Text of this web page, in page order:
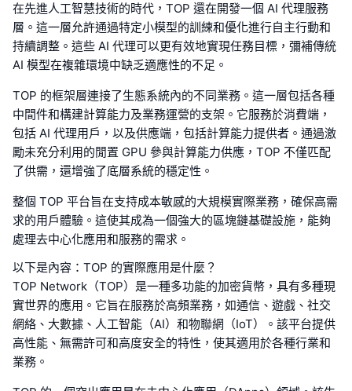
在先進人工智慧技術的時代，TOP 還在開發一個 AI 代理服務
層。這一層允許通過特定小模型的訓練和優化進行自主行動和
持續調整。這些 AI 代理可以更有效地實現任務目標，彌補傳統
AI 模型在複雜環境中缺乏適應性的不足。
TOP 的框架層連接了生態系統內的不同業務。這一層包括各種
中間件和構建計算能力及業務運營的支架。它服務於消費端，
包括 AI 代理用戶，以及供應端，包括計算能力提供者。通過激
勵未充分利用的閒置 GPU 參與計算能力供應，TOP 不僅匹配
了供需，還增強了底層系統的穩定性。
整個 TOP 平台旨在支持成本敏感的大規模實際業務，確保高需
求的用戶體驗。這使其成為一個強大的區塊鏈基礎設施，能夠
處理去中心化應用和服務的需求。
以下是內容：TOP 的實際應用是什麼？
TOP Network（TOP）是一種多功能的加密貨幣，具有多種現
實世界的應用。它旨在服務於高頻業務，如通信、遊戲、社交
網絡、大數據、人工智能（AI）和物聯網（IoT）。該平台提供
高性能、無需許可和高度安全的特性，使其適用於各種行業和
業務。